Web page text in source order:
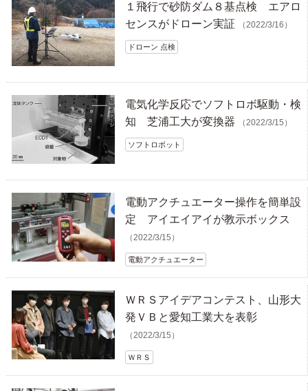
１飛行で砂防ダム８基点検 エアロ
センスがドローン実証
（2022/3/16）
ドローン 点検
電気化学反応でソフトロボ駆動・検
知 芝浦工大が変換器
（2022/3/15）
ソフトロボット
電動アクチュエーター操作を簡単設
定 アイエイアイが教示ボックス
（2022/3/15）
電動アクチュエーター
ＷＲＳアイデアコンテスト、山形大
発ＶＢと愛知工業大を表彰
（2022/3/15）
ＷＲＳ